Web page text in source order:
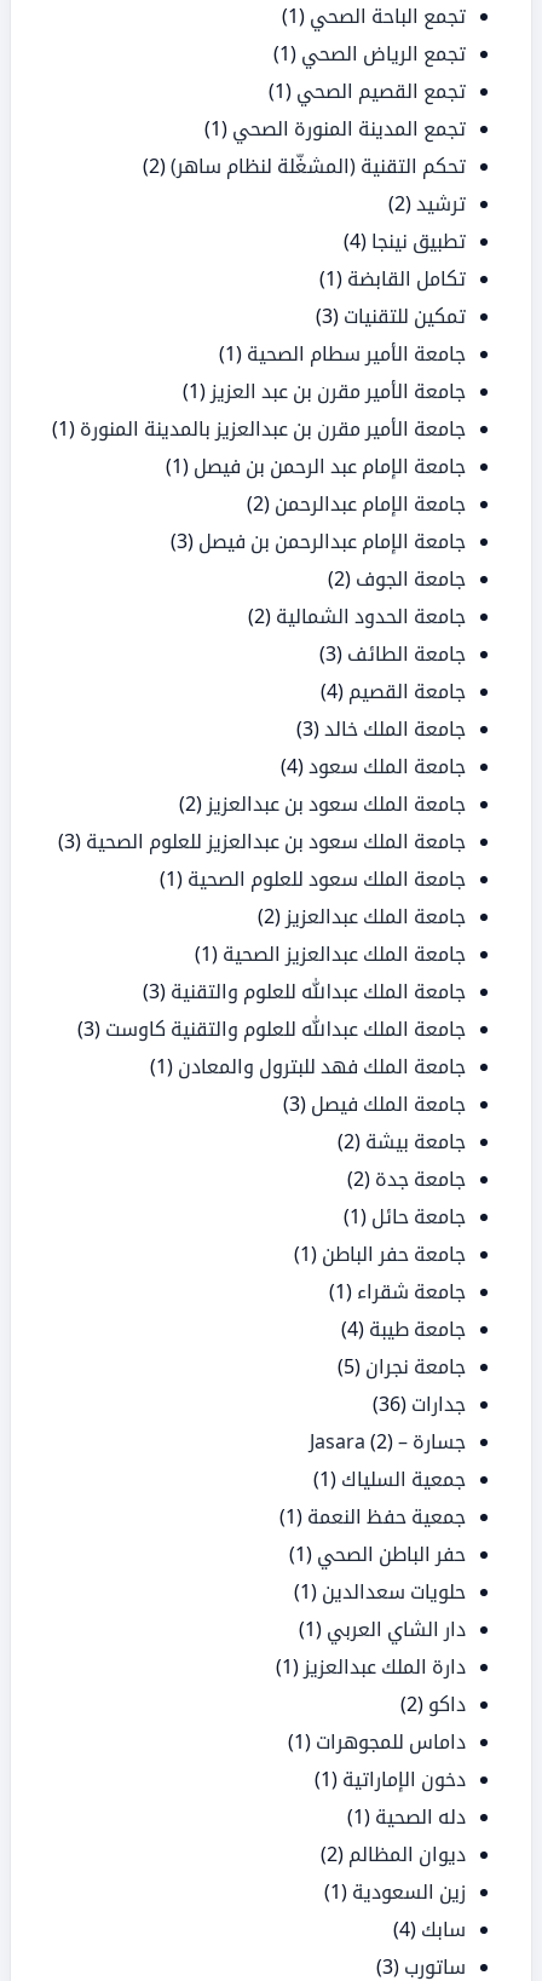
تجمع الباحة الصحي (1)
تجمع الرياض الصحي (1)
تجمع القصيم الصحي (1)
تجمع المدينة المنورة الصحي (1)
تحكم التقنية (المشغّلة لنظام ساهر)(2)
ترشيد(2)
تطبيق نينجا (4)
تكامل القابضة (1)
تمكين للتقنيات (3)
جامعة الأمير سطام الصحية (1)
جامعة الأمير مقرن بن عبد العزيز (1)
جامعة الأمير مقرن بن عبدالعزيز بالمدينة المنورة (1)
جامعة الإمام عبد الرحمن بن فيصل (1)
جامعة الإمام عبدالرحمن (2)
جامعة الإمام عبدالرحمن بن فيصل (3)
جامعة الجوف (2)
جامعة الحدود الشمالية (2)
جامعة الطائف (3)
جامعة القصيم (4)
جامعة الملك خالد(3)
جامعة الملك سعود(4)
جامعة الملك سعود بن عبدالعزيز (2)
جامعة الملك سعود بن عبدالعزيز للعلوم الصحية (3)
جامعة الملك سعود للعلوم الصحية (1)
جامعة الملك عبدالعزيز (2)
جامعة الملك عبدالعزيز الصحية (1)
جامعة الملك عبدالله للعلوم والتقنية (3)
جامعة الملك عبدالله للعلوم والتقنية كاوست (3)
جامعة الملك فهد للبترول والمعادن (1)
جامعة الملك فيصل (3)
جامعة بيشة (2)
جامعة جدة (2)
جامعة حائل (1)
جامعة حفر الباطن (1)
جامعة شقراء (1)
جامعة طيبة (4)
جامعة نجران (5)
جدارات (36)
جسارة – Jasara(2)
جمعية السلياك (1)
جمعية حفظ النعمة (1)
حفر الباطن الصحي (1)
حلويات سعدالدين (1)
دار الشاي العربي (1)
دارة الملك عبدالعزيز (1)
داكو (2)
داماس للمجوهرات (1)
دخون الإماراتية (1)
دله الصحية (1)
ديوان المظالم (2)
زين السعودية (1)
سابك (4)
ساتورب (3)